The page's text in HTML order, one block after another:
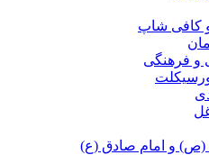
کافی شاپ
فرهنگی
و امام صادق (ع)